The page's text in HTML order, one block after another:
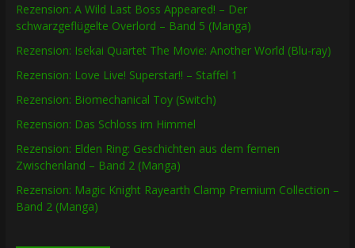
Rezension: A Wild Last Boss Appeared! – Der
schwarzgeflügelte Overlord – Band 5 (Manga)
Rezension: Isekai Quartet The Movie: Another World (Blu-ray)
Rezension: Love Live! Superstar!! – Staffel 1
Rezension: Biomechanical Toy (Switch)
Rezension: Das Schloss im Himmel
Rezension: Elden Ring: Geschichten aus dem fernen
Zwischenland – Band 2 (Manga)
Rezension: Magic Knight Rayearth Clamp Premium Collection –
Band 2 (Manga)